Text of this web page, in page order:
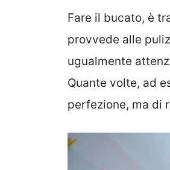
Fare il bucato, è
provvede alle
ugualmente
Quante volte, ad
perfezione, ma di